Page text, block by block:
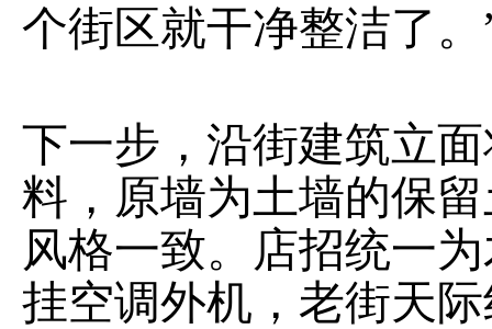
个街区就干净整洁了。
下一步，沿街建筑立
料，原墙为土墙的保
风格一致。店招统一
挂空调外机，老街天